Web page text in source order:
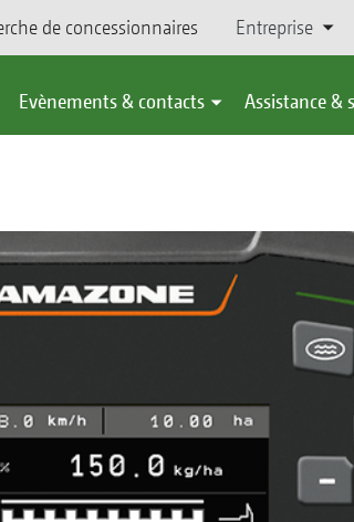
de concessionnaires Entreprise
Evènements & contacts Assistance &